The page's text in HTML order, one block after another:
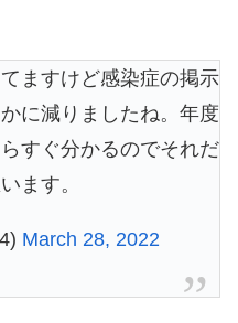
ますけど感染症の掲示
に減りましたね。年度
すぐ分かるのでそれだ
ます。
March 28, 2022